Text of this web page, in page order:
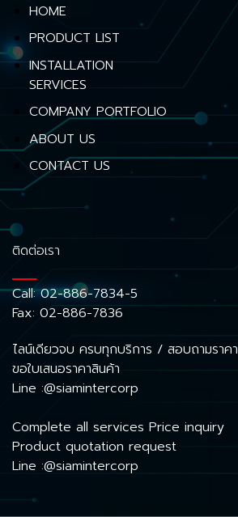
HOME
PRODUCT LIST
INSTALLATION
SERVICES
COMPANY PORTFOLIO
ABOUT US
CONTACT US
ติดต่อเรา
Call:02-886-7834-5
Fax: 02-886-7836
ไลน์เดียวจบ ครบทุกบริการ / สอบถามราคา
ขอใบเสนอราคาสินค้า
Line :@siamintercorp
Complete all services Price inquiry
Product quotation request
Line :@siamintercorp